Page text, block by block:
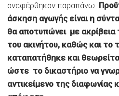
αναφέρθηκαν παραπάνω.
άσκηση αγωγής είναι η
θα αποτυπώνει με
του ακινήτου, καθώς και το
καταπατήθηκε και
ώστε το δικαστήριο να
αντικείμενο της διαφωνίας